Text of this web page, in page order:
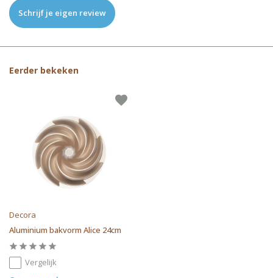
Schrijf je eigen review
Eerder bekeken
Decora
Aluminium bakvorm Alice 24cm
Vergelijk